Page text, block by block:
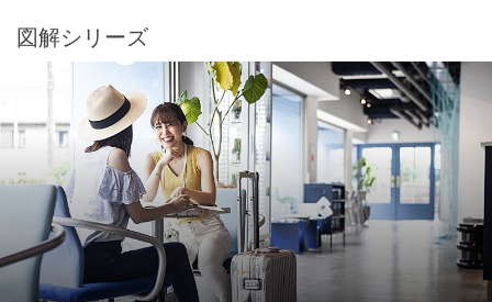
図解シリーズ